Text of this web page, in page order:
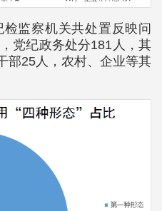
监察机关共处置反映问
党纪政务处分181人，其
部25人，农村、企业等其